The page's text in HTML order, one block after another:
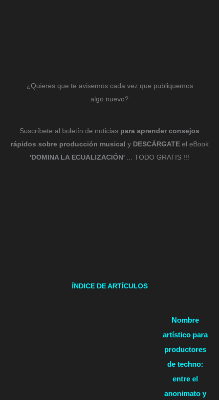
¿Quieres que te avisemos cada vez que publiquemos
algo nuevo?
Suscríbete al boletín de noticias para aprender consejos
rápidos sobre producción musical y DESCÁRGATEel eBook
'DOMINA LA ECUALIZACIÓN' ... TODO GRATIS !!!
ÍNDICE DE ARTÍCULOS
Nombre
artístico para
productores
de techno:
entre el
anonimato y